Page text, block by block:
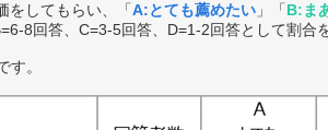
をしてもらい、「A:とても薦めたい 」「B:ま
8回答、C=3-5回答、D=1-2回答として割合
。